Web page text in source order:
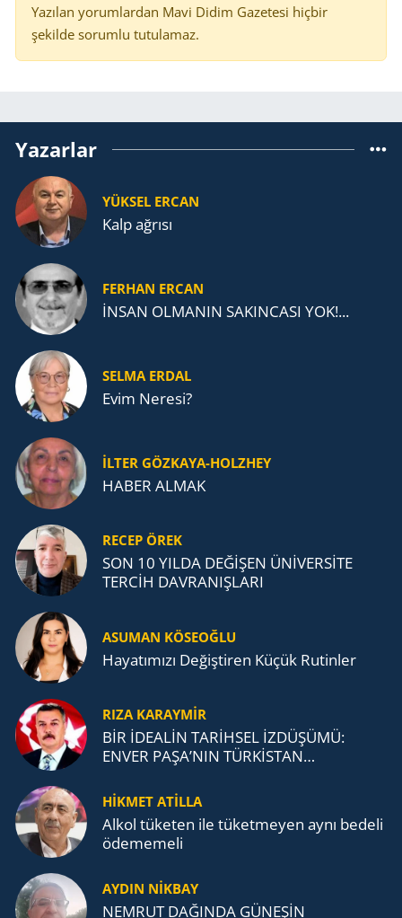
Yazılan yorumlardan Mavi Didim Gazetesi hiçbir
şekilde sorumlu tutulamaz.
Yazarlar
YÜKSEL ERCAN
Kalp ağrısı
FERHAN ERCAN
İNSAN OLMANIN SAKINCASI YOK!...
SELMA ERDAL
Evim Neresi?
İLTER GÖZKAYA-HOLZHEY
HABER ALMAK
RECEP ÖREK
SON 10 YILDA DEĞİŞEN ÜNİVERSİTE
TERCİH DAVRANIŞLARI
ASUMAN KÖSEOĞLU
Ha­ya­tı­mı­zı De­ğiş­ti­ren Küçük Ru­tin­ler
RIZA KARAYMIR
BİR İDEALİN TARİHSEL İZDÜŞÜMÜ:
ENVER PAŞA’NIN TÜRKİSTAN
TEŞKİLATI’NA UZANAN MİRASI
HİKMET ATİLLA
Alkol tü­ke­ten ile tü­ket­me­yen aynı be­de­li
öde­me­me­li
AYDIN NİKBAY
NEMRUT DAĞINDA GÜNEŞİN